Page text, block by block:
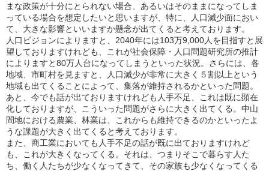
まな政策が十分にとられない場合、あるいはそのままになってしま
っている場合を想定したいと思いますが、特に、人口減少面におい
て、大きな影響といいますか懸念が出てくると考えております。
人口ビジョンによりますと、2040年には103万9,000人を目指すと展
望しておりますけれども、これが社会保障・人口問題研究所の推計
によりますと80万人台になってしまうといった状況。さらには、各
地域、市町村を見ますと、人口減少が非常に大きく５割以上という
地域も出てくることによって、集落が維持されるかといった問題。
あと、今でも話が出ておりますけれども人手不足、これは既に顕在
化しておりますが、こういった問題がさらに大きく出てくる。中山
間地における農業、林業は、これからも維持できるのかといったよ
うな課題が大きく出てくると考えております。
また、商工業においても人手不足の話が既に出ておりますけれど
も、これが大きくなってくる。それは、つまりそこで暮らす人た
ち、働く人たちが少なくなってきて、その家族も少なくなってくる